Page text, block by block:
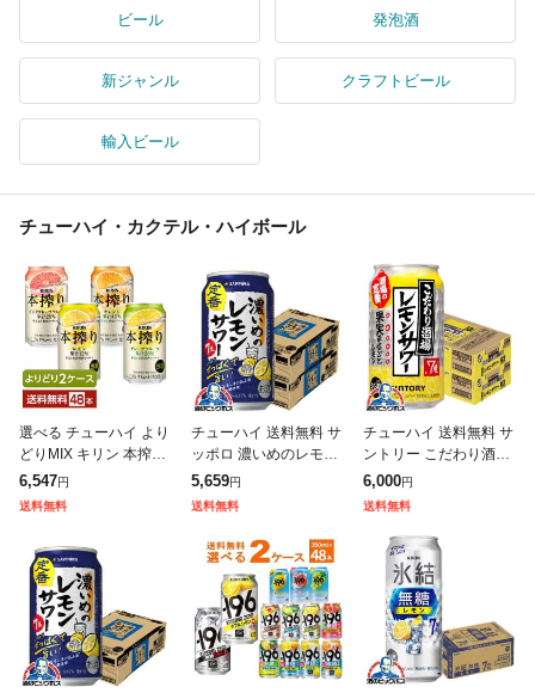
ビール 発泡酒
新ジャンル クラフトビール
輸入ビール
チューハイ・カクテル・ハイボール
選べる チューハイ より
どりMIX キリン 本搾り
チューハイ 350ml 缶 4
8本(24本×2箱) よりど
り2ケース 送料無
6,547円
送料無料
チューハイ 送料無料 サ
ッポロ 濃いめのレモン
サワー 缶 350ml×2ケー
ス/48本(048)『IAS』
5,659円
送料無料
チューハイ 送料無料 サ
ントリー こだわり酒場
のレモンサワー 缶 350
ml×2ケース/48本(048)
『IAS』
6,000円
送料無料